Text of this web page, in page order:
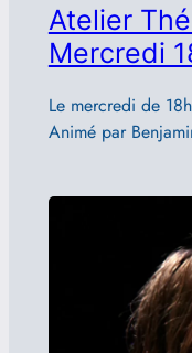
Atelier
Mercredi
Le mercredi de
Animé par